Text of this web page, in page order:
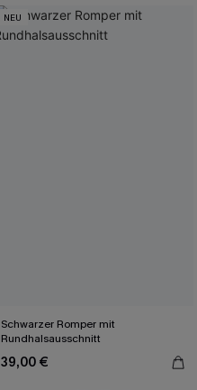
NEU
Schwarzer Romper mit
Rundhalsausschnitt
39,00 €